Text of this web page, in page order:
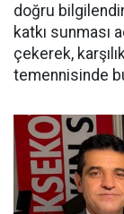
doğru
katkı sunması
çekerek,
temennisinde